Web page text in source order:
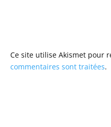
Ce site utilise Akismet pour
commentaires sont traitées.